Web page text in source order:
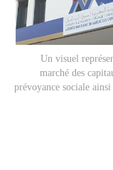
Un visuel
marché des
prévoyance sociale